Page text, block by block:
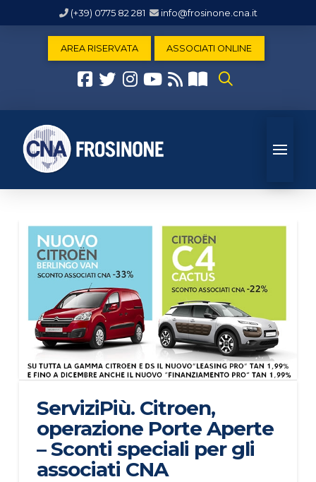
(+39) 0775 82 281 info@frosinone.cna.it
AREA RISERVATA ASSOCIATI ONLINE
ServiziPiù. Citroen,
operazione Porte Aperte
– Sconti speciali per gli
associati CNA